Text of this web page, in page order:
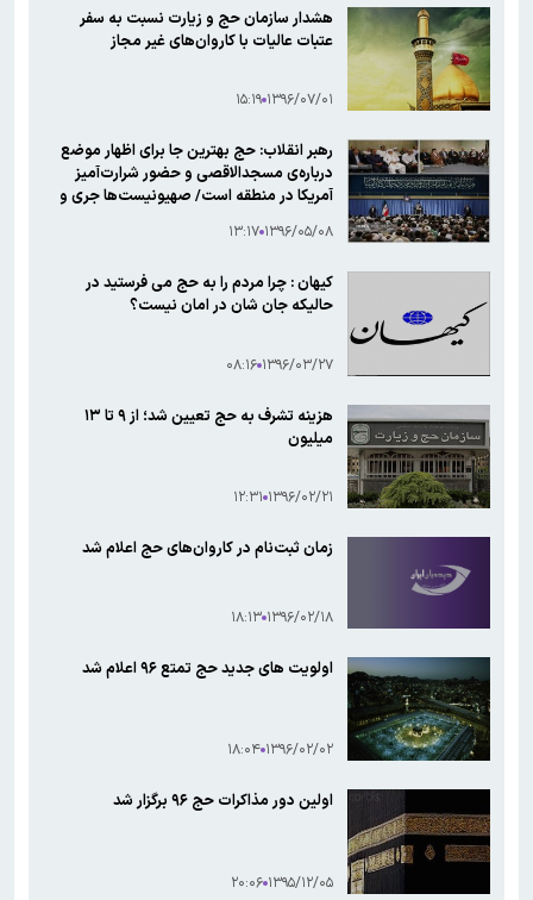
هشدار سازمان حج و زیارت نسبت به سفر
عتبات عالیات با کاروان‌های غیر مجاز
۱۳۹۶/۰۷/۰۱ ۱۵:۱۹
رهبر انقلاب: حج بهترین جا برای اظهار موضع
درباره‌ی مسجدالاقصی و حضور شرارت‌آمیز
آمریکا در منطقه است/ صهیونیست‌ها جری و
۱۳۹۶/۰۵/۰۸ ۱۳:۱۷
کیهان : چرا مردم را به حج می فرستید در
حالیکه جان شان در امان نیست؟
۱۳۹۶/۰۳/۲۷ ۰۸:۱۶
هزینه تشرف به حج تعیین شد؛ از ۹ تا ۱۳
میلیون
۱۳۹۶/۰۲/۲۱ ۱۲:۳۱
زمان ثبت‌نام در کاروان‌های حج اعلام شد
۱۳۹۶/۰۲/۱۸ ۱۸:۱۳
اولویت های جدید حج تمتع ۹۶ اعلام شد
۱۳۹۶/۰۲/۰۲ ۱۸:۰۴
اولین دور مذاکرات حج ۹۶ برگزار شد
۱۳۹۵/۱۲/۰۵ ۲۰:۰۶